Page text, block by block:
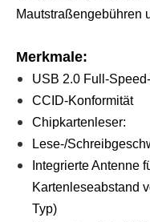
Mautstraßengebühren
Merkmale:
USB 2.0 Full-
CCID-Konformität
Chipkartenleser:
Lese-/
Integrierte Antenne
Kartenleseabstand
Typ)